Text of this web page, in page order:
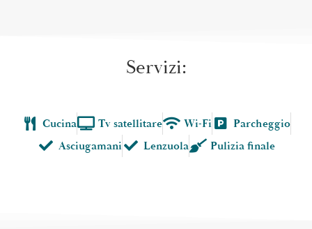
Servizi:
Cucina Tv satellitare Wi-Fi
Parcheggio
Asciugamani
Lenzuola Pulizia finale